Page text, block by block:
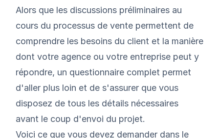
Alors que les discussions préliminaires au
cours du processus de vente permettent de
comprendre les besoins du client et la manière
dont votre agence ou votre entreprise peut y
répondre, un questionnaire complet permet
d'aller plus loin et de s'assurer que vous
disposez de tous les détails nécessaires
avant le coup d'envoi du projet.
Voici ce que vous devez demander dans le